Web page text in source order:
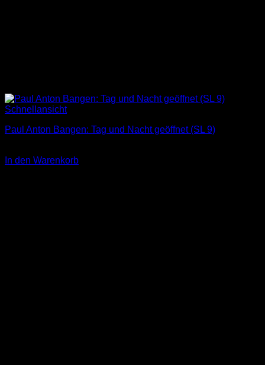
Schnellansicht
Paul Anton Bangen: Tag und Nacht geöffnet (SL 9)
In den Warenkorb